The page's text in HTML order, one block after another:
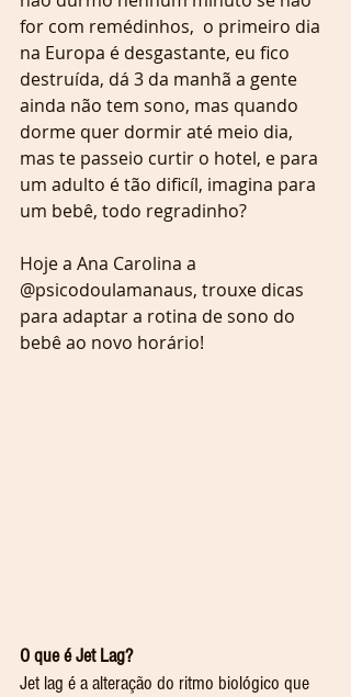
for com remédinhos,  o primeiro dia
na Europa é desgastante, eu fico
destruída, dá 3 da manhã a gente
ainda não tem sono, mas quando
dorme quer dormir até meio dia,
mas te passeio curtir o hotel, e para
um adulto é tão dificíl, imagina para
um bebê, todo regradinho?
Hoje a Ana Carolina a
@psicodoulamanaus, trouxe dicas
para adaptar a rotina de sono do
bebê ao novo horário!
O que é Jet Lag?
Jet lag é a alteração do ritmo biológico que